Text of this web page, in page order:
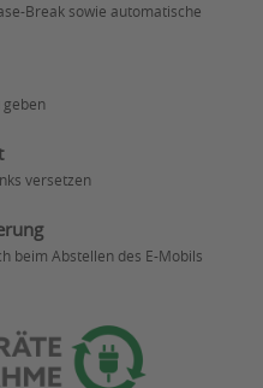
Break sowie automatische
geben
versetzen
beim Abstellen des E-Mobils